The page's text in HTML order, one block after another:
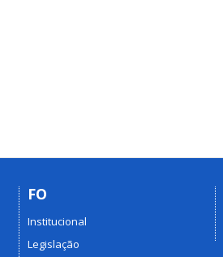
FO
Institucional
Legislação